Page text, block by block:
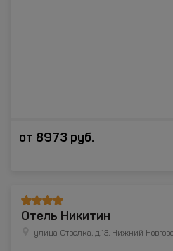
от 8973 руб.
Отель Никитин
улица Стрелка, д.13, Нижний